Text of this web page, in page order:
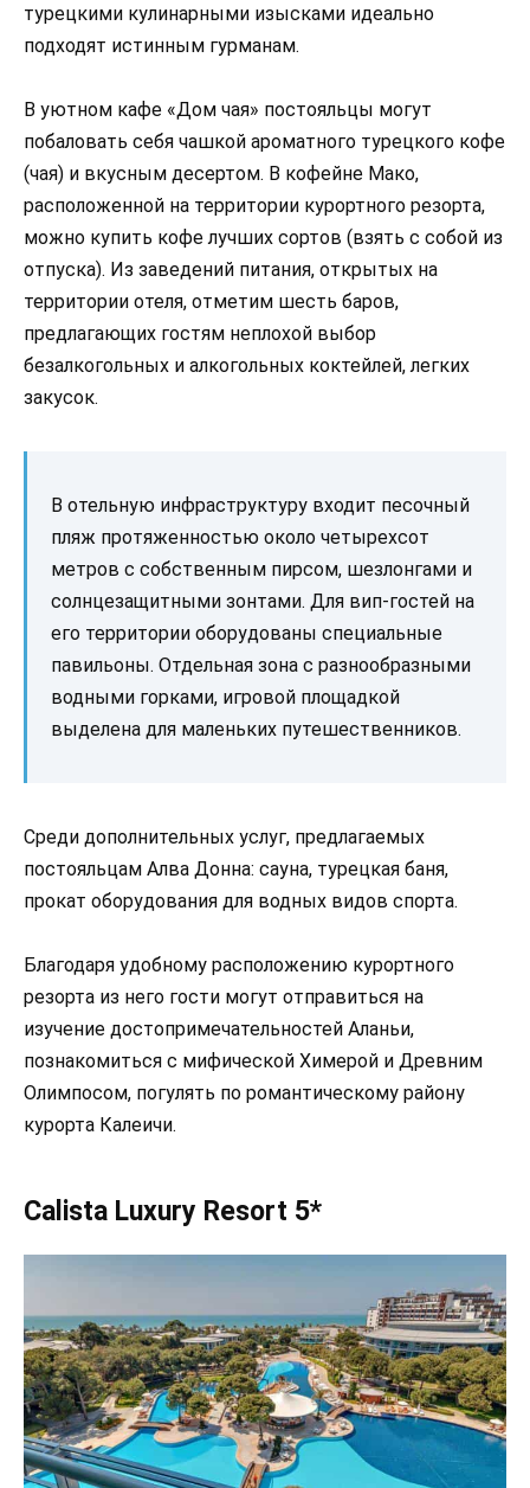
турецкими кулинарными изысками идеально
подходят истинным гурманам.
В уютном кафе «Дом чая» постояльцы могут
побаловать себя чашкой ароматного турецкого кофе
(чая) и вкусным десертом. В кофейне Мако,
расположенной на территории курортного резорта,
можно купить кофе лучших сортов (взять с собой из
отпуска). Из заведений питания, открытых на
территории отеля, отметим шесть баров,
предлагающих гостям неплохой выбор
безалкогольных и алкогольных коктейлей, легких
закусок.
В отельную инфраструктуру входит песочный
пляж протяженностью около четырехсот
метров с собственным пирсом, шезлонгами и
солнцезащитными зонтами. Для вип-гостей на
его территории оборудованы специальные
павильоны. Отдельная зона с разнообразными
водными горками, игровой площадкой
выделена для маленьких путешественников.
Среди дополнительных услуг, предлагаемых
постояльцам Алва Донна: сауна, турецкая баня,
прокат оборудования для водных видов спорта.
Благодаря удобному расположению курортного
резорта из него гости могут отправиться на
изучение достопримечательностей Аланьи,
познакомиться с мифической Химерой и Древним
Олимпосом, погулять по романтическому району
курорта Калеичи.
Calista Luxury Resort 5*